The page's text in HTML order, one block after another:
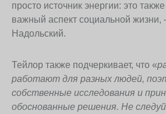
просто источник энергии: это
важный аспект социальной жизни,
Надольский.
Тейлор также подчеркивает, что «
работают для разных людей,
собственные исследования и
обоснованные решения. Не